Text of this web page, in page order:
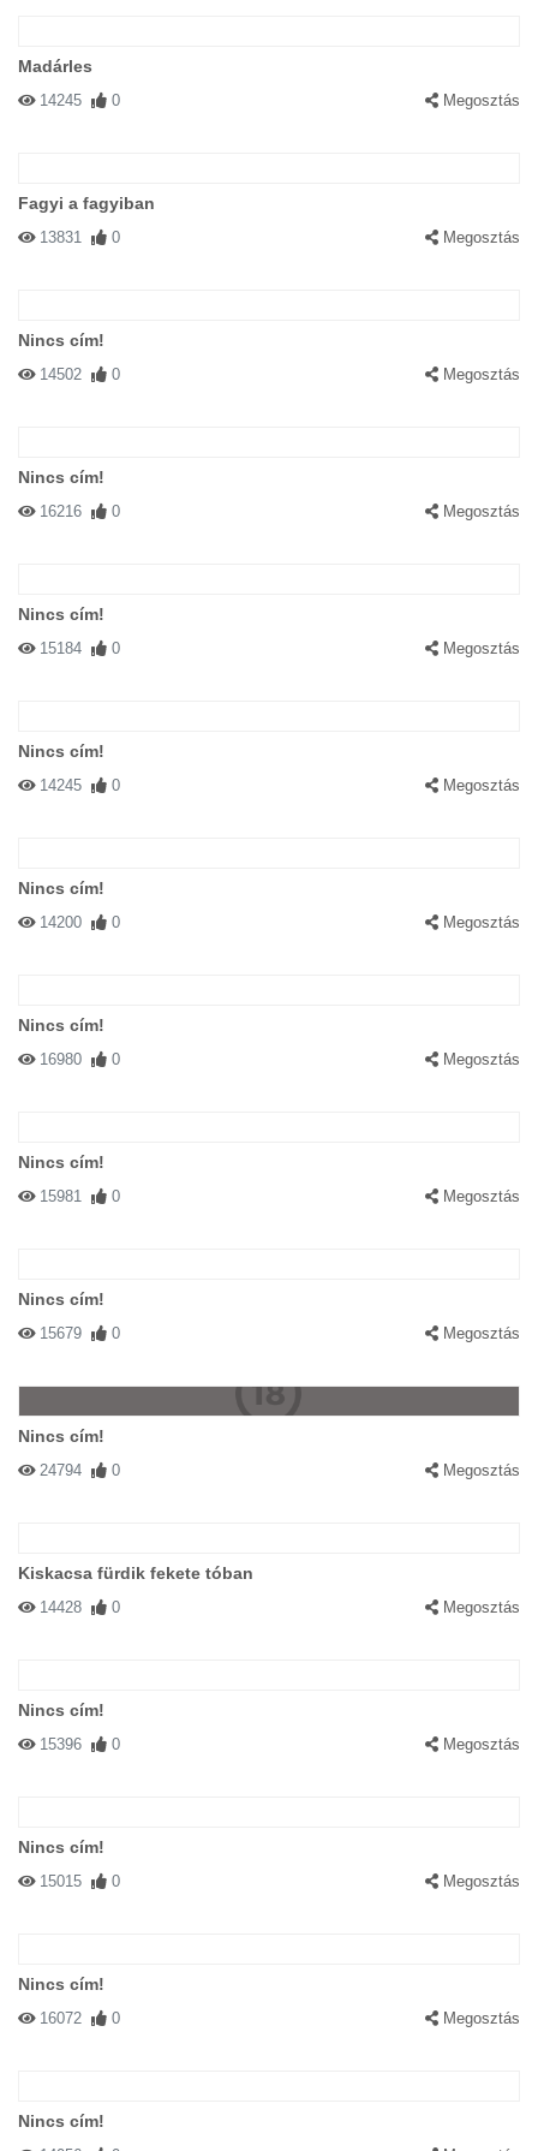
Madárles
14245 0 Megosztás
Fagyi a fagyiban
13831 0 Megosztás
Nincs cím!
14502 0 Megosztás
Nincs cím!
16216 0 Megosztás
Nincs cím!
15184 0 Megosztás
Nincs cím!
14245 0 Megosztás
Nincs cím!
14200 0 Megosztás
Nincs cím!
16980 0 Megosztás
Nincs cím!
15981 0 Megosztás
Nincs cím!
15679 0 Megosztás
Nincs cím!
24794 0 Megosztás
Kiskacsa fürdik fekete tóban
14428 0 Megosztás
Nincs cím!
15396 0 Megosztás
Nincs cím!
15015 0 Megosztás
Nincs cím!
16072 0 Megosztás
Nincs cím!